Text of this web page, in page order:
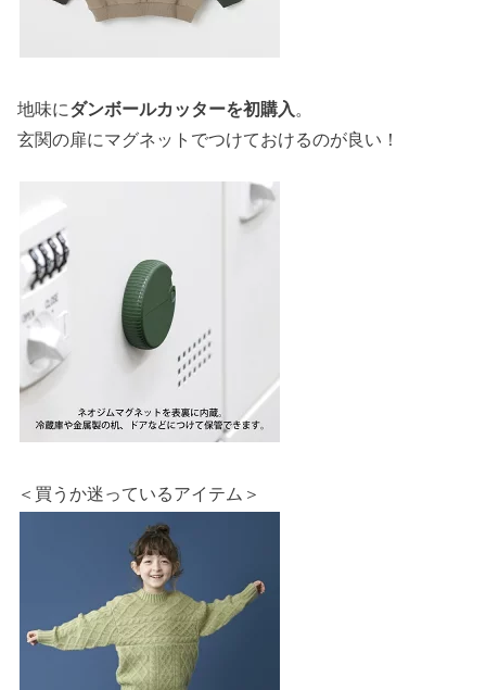
地味にダンボールカッターを初購入 。
玄関の扉にマグネットでつけておけるのが良い！
＜買うか迷っているアイテム＞